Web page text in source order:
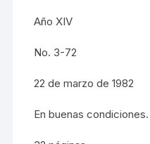
Año XIV
No. 3-72
22 de marzo de 1982
En buenas condiciones.